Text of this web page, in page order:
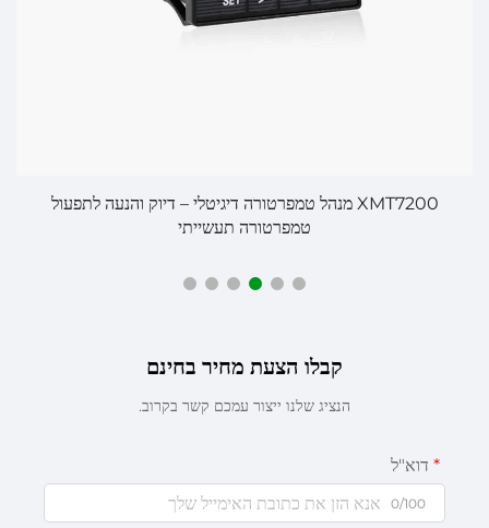
XMT7200 מנהל טמפרטורה דיגיטלי – דיוק והנעה לתפעול
טמפרטורה תעשייתי
קבלו הצעת מחיר בחינם
הנציג שלנו ייצור עמכם קשר בקרוב.
דוא"ל
0/100